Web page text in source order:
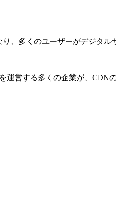
、多くのユーザーがデジタル
営する多くの企業が、CDN